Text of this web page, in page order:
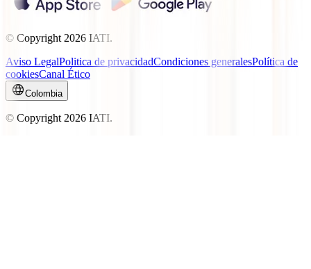
© Copyright2026 IATI.
Aviso LegalPolitica de privacidadCondiciones generalesPolítica de
cookiesCanal Ético
Colombia
© Copyright2026 IATI.